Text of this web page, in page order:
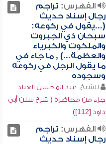
الفهرس: تراجم
رجال إسناد حديث
(...يقول في ركوعه:
سبحان ذي الجبروت
والملكوت والكبرياء
والعظمة...) , ما جاء في
ما يقول الرجل في ركوعه
وسجوده
للشيخ: عبد المحسن العباد
جزء من محاضرة ( شرح سنن أبي
داود [112])
الفهرس: تراجم
رجال إسناد حديث